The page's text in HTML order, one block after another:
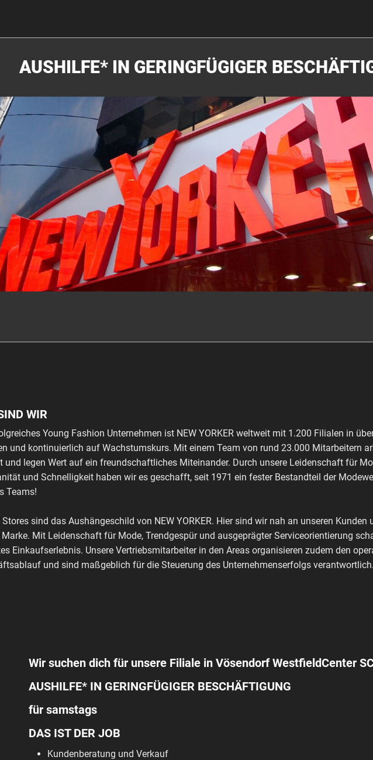
AUSHILFE* IN GERINGFÜGIGER
WIR
Young Fashion Unternehmen ist NEW YORKER weltweit mit 1.200 Filialen in
und kontinuierlich auf Wachstumskurs. Mit einem Team von rund 23.000 Mitarbeitern
und legen Wert auf ein freundschaftliches Miteinander. Durch unsere Leidenschaft für
und Schnelligkeit haben wir es geschafft, seit 1971 ein fester Bestandteil der
Teams!
Stores sind das Aushängeschild von NEW YORKER. Hier sind wir nah an unseren Kunden
Marke. Mit Leidenschaft für Mode, Trendgespür und ausgeprägter Serviceorientierung
Einkaufserlebnis. Unsere Vertriebsmitarbeiter in den Areas organisieren zudem den
und sind maßgeblich für die Steuerung des Unternehmenserfolgs verantwortlich.
Wir suchen dich für unsere Filiale in Vösendorf WestfieldCenter
AUSHILFE* IN GERINGFÜGIGER BESCHÄFTIGUNG
für samstags
DAS IST DER JOB
Kundenberatung und Verkauf